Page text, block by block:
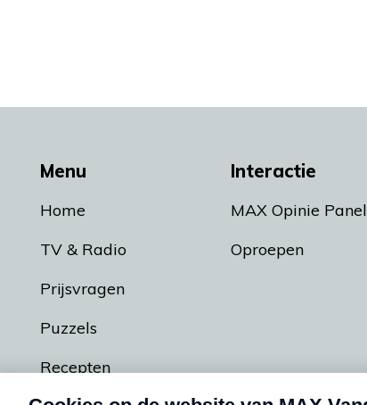
Menu
Home
TV & Radio
Prijsvragen
Puzzels
Recepten
Interactie
MAX Opinie Panel
Oproepen